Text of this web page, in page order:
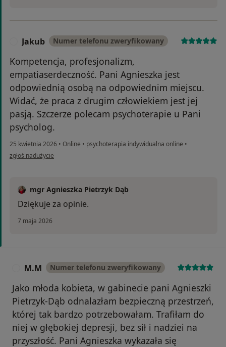
Jakub Numer telefonu zweryfikowany
Kompetencja, profesjonalizm,
empatiaserdeczność. Pani Agnieszka jest
odpowiednią osobą na odpowiednim miejscu.
Widać, że praca z drugim człowiekiem jest jej
pasją. Szczerze polecam psychoterapie u Pani
psycholog.
25 kwietnia 2026 • Online • psychoterapia indywidualna online •
w opinii użytkownika Jakub
zgłoś nadużycie
mgr Agnieszka Pietrzyk Dąb
Dziękuje za opinie.
7 maja 2026
M.M Numer telefonu zweryfikowany
Jako młoda kobieta, w gabinecie pani Agnieszki
Pietrzyk-Dąb odnalazłam bezpieczną przestrzeń,
której tak bardzo potrzebowałam. Trafiłam do
niej w głębokiej depresji, bez sił i nadziei na
przyszłość. Pani Agnieszka wykazała się